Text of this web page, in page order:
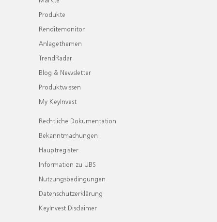
Produkte
Renditemonitor
Anlagethemen
TrendRadar
Blog & Newsletter
Produktwissen
My KeyInvest
Rechtliche Dokumentation
Bekanntmachungen
Hauptregister
Information zu UBS
Nutzungsbedingungen
Datenschutzerklärung
KeyInvest Disclaimer